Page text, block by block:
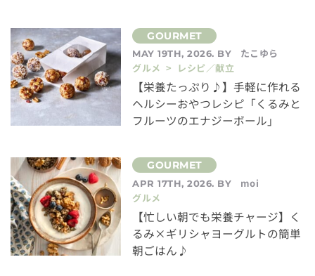
MAY 19TH, 2026. BY
たこゆら
グルメ > レシピ／献立
【栄養たっぷり♪】手軽に作れる
ヘルシーおやつレシピ「くるみと
フルーツのエナジーボール」
APR 17TH, 2026. BY
moi
グルメ
【忙しい朝でも栄養チャージ】く
るみ×ギリシャヨーグルトの簡単
朝ごはん♪